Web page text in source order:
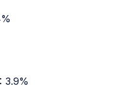
3.9%